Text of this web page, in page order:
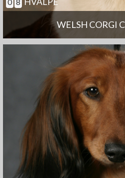
WELSH CORGI